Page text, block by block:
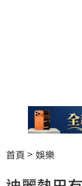
首頁 娛樂